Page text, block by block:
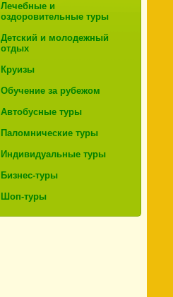
Лечебные и
оздоровительные туры
Детский и молодежный
отдых
Круизы
Обучение за рубежом
Автобусные туры
Паломнические туры
Индивидуальные туры
Бизнес-туры
Шоп-туры